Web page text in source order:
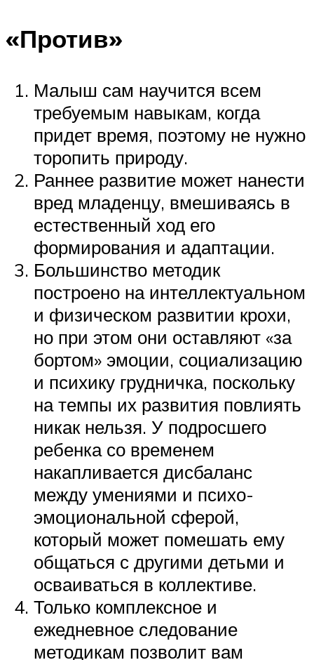
«Против»
Малыш сам научится всем
требуемым навыкам, когда
придет время, поэтому не нужно
торопить природу.
Раннее развитие может нанести
вред младенцу, вмешиваясь в
естественный ход его
формирования и адаптации.
Большинство методик
построено на интеллектуальном
и физическом развитии крохи,
но при этом они оставляют «за
бортом» эмоции, социализацию
и психику грудничка, поскольку
на темпы их развития повлиять
никак нельзя. У подросшего
ребенка со временем
накапливается дисбаланс
между умениями и психо-
эмоциональной сферой,
который может помешать ему
общаться с другими детьми и
осваиваться в коллективе.
Только комплексное и
ежедневное следование
методикам позволит вам